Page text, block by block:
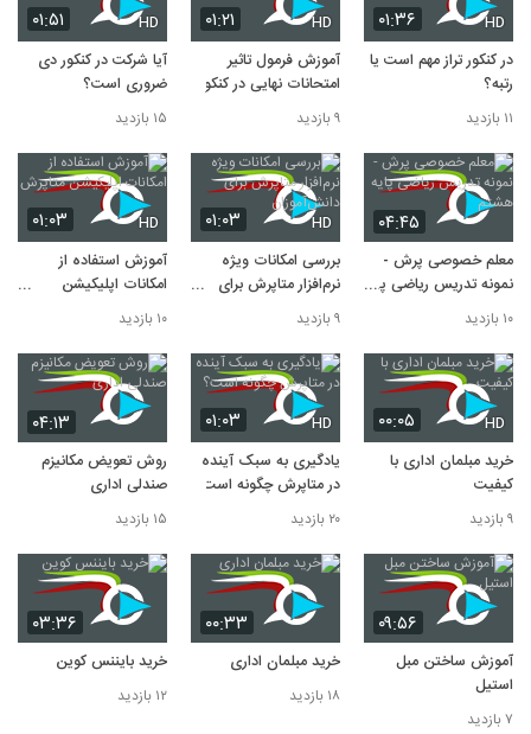
۰۱:۳۶ HD
در کنکور تراز مهم است یا
رتبه؟
۱۱ بازدید
۰۱:۲۱ HD
آموزش فرمول تاثیر
امتحانات نهایی در کنکور
۹ بازدید
۰۱:۵۱ HD
آیا شرکت در کنکور دی
ضروری است؟
۱۵ بازدید
۰۴:۴۵
معلم خصوصی پرش -
نمونه تدریس ریاضی پایه
هشتم۱۰ بازدید
۰۱:۰۳ HD
بررسی امکانات ویژه
نرم‌افزار متاپرش برای
دانش‌آموزان۹ بازدید
۰۱:۰۳ HD
آموزش استفاده از
امکانات اپلیکیشن
متاپرش۱۰ بازدید
۰۰:۰۵ HD
خرید مبلمان اداری با
کیفیت
۹ بازدید
۰۱:۰۳ HD
یادگیری به سبک آینده
در متاپرش چگونه است؟
۲۰ بازدید
۰۴:۱۳
روش تعویض مکانیزم
صندلی اداری
۱۵ بازدید
۰۹:۵۶
آموزش ساختن مبل
استیل
۷ بازدید
۰۰:۳۳
خرید مبلمان اداری
۱۸ بازدید
۰۳:۳۶
خرید بایننس کوین
۱۲ بازدید